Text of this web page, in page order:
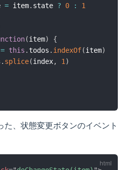
= item. state ? 0 :
1
(item)
{
= this . todos . indexOf(item)
. splice(index, 1 )
た、状態変更ボタンのイベント